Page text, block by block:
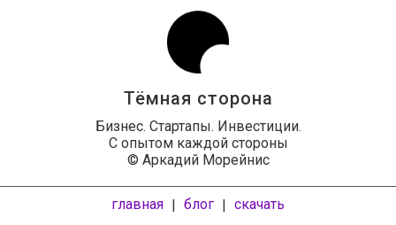
Тёмная сторона
Бизнес. Стартапы. Инвестиции.
С опытом каждой стороны
© Аркадий Морейнис
главная | блог | скачать